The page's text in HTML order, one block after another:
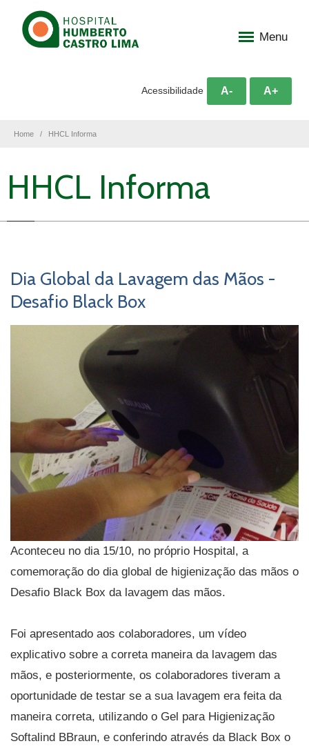
Menu
Acessibilidade A- A+
Home HHCL Informa
HHCL Informa
Dia Global da Lavagem das Mãos -
Desafio Black Box
Aconteceu no dia 15/10, no próprio Hospital, a
comemoração do dia global de higienização das mãos o
Desafio Black Box da lavagem das mãos.
Foi apresentado aos colaboradores, um vídeo
explicativo sobre a correta maneira da lavagem das
mãos, e posteriormente, os colaboradores tiveram a
oportunidade de testar se a sua lavagem era feita da
maneira correta, utilizando o Gel para Higienização
Softalind BBraun, e conferindo através da Black Box o